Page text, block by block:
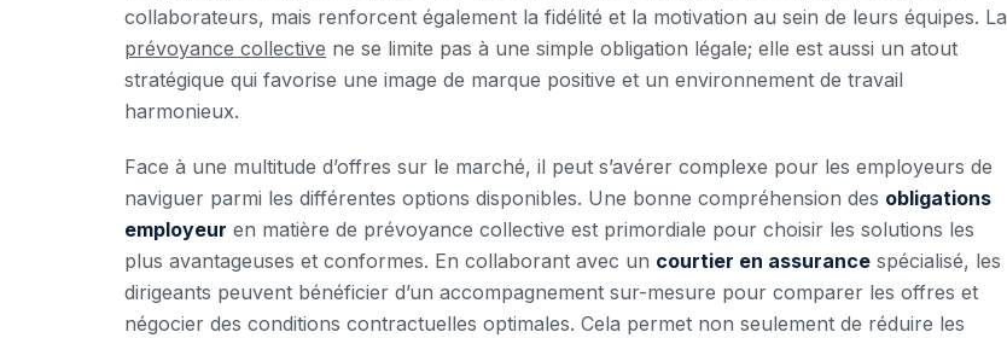
collaborateurs, mais renforcent également la fidélité et la motivation au sein de leurs équipes. La
prévoyance collective ne se limite pas à une simple obligation légale; elle est aussi un atout
stratégique qui favorise une image de marque positive et un environnement de travail
harmonieux.
Face à une multitude d’offres sur le marché, il peut s’avérer complexe pour les employeurs de
naviguer parmi les différentes options disponibles. Une bonne compréhension des obligations
employeur en matière de prévoyance collective est primordiale pour choisir les solutions les
plus avantageuses et conformes. En collaborant avec un courtier en assurance spécialisé, les
dirigeants peuvent bénéficier d’un accompagnement sur-mesure pour comparer les offres et
négocier des conditions contractuelles optimales. Cela permet non seulement de réduire les